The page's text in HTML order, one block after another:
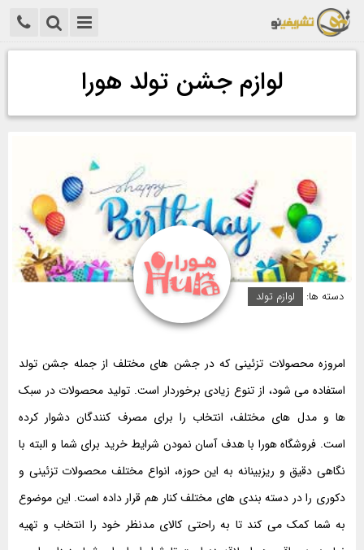
لوازم جشن تولد هورا
دسته ها: لوازم تولد
امروزه محصولات تزئینی که در جشن های مختلف از جمله جشن تولد
استفاده می شود، از تنوع زیادی برخوردار است. تولید محصولات در سبک
ها و مدل های مختلف، انتخاب را برای مصرف کنندگان دشوار کرده
است. فروشگاه هورا با هدف آسان نمودن شرایط خرید برای شما و البته با
نگاهی دقیق و ریزبینانه به این حوزه، انواع مختلف محصولات تزئینی و
دکوری را در دسته بندی های مختلف کنار هم قرار داده است. این موضوع
به شما کمک می کند تا به راحتی کالای مدنظر خود را انتخاب و تهیه